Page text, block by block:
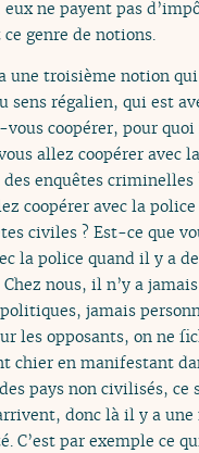
ne payent pas
ce genre de notions.
une troisième notion
sens régalien, qui est
coopérer, pour quoi
allez coopérer avec
enquêtes criminelles
coopérer avec la
civiles ? Est-ce que
la police quand il y a
nous, il n’y a jamais
politiques, jamais
les opposants, on ne
chier en manifestant
pays non civilisés, ce
donc là il y a une
C’est par exemple ce